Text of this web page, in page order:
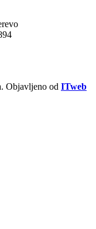
Objavljeno od ITweb